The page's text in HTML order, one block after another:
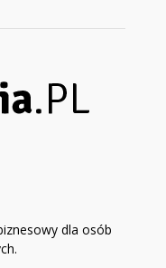
dla osób